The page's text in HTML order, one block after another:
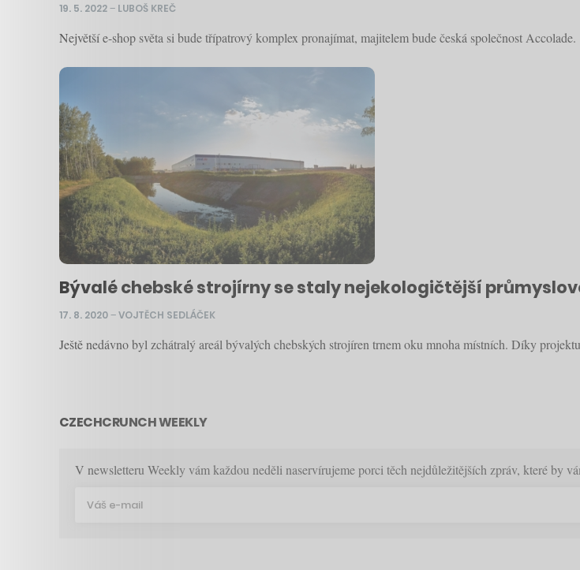
19. 5. 2022– LUBOŠ KREČ
Největší e-shop světa si bude třípatrový komplex pronajímat, majitelem bude česká společnost Accolade.
Bývalé chebské strojírny se staly nejekologičtější
17. 8. 2020–VOJTĚCH SEDLÁČEK
Ještě nedávno byl zchátralý areál bývalých chebských strojíren trnem oku mnoha místních. Díky
CZECHCRUNCH WEEKLY
V newsletteru Weekly vám každou neděli naservírujeme porci těch nejdůležitějších zpráv, které by